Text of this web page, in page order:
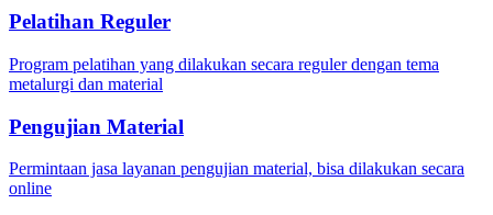
Pelatihan Reguler
Program pelatihan yang dilakukan secara reguler dengan tema
metalurgi dan material
Pengujian Material
Permintaan jasa layanan pengujian material, bisa dilakukan secara
online